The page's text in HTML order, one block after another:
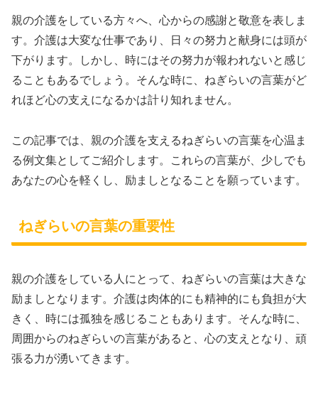
親の介護をしている方々へ、心からの感謝と敬意を表しま
す。介護は大変な仕事であり、日々の努力と献身には頭が
下がります。しかし、時にはその努力が報われないと感じ
ることもあるでしょう。そんな時に、ねぎらいの言葉がど
れほど心の支えになるかは計り知れません。
この記事では、親の介護を支えるねぎらいの言葉を心温ま
る例文集としてご紹介します。これらの言葉が、少しでも
あなたの心を軽くし、励ましとなることを願っています。
ねぎらいの言葉の重要性
親の介護をしている人にとって、ねぎらいの言葉は大きな
励ましとなります。介護は肉体的にも精神的にも負担が大
きく、時には孤独を感じることもあります。そんな時に、
周囲からのねぎらいの言葉があると、心の支えとなり、頑
張る力が湧いてきます。